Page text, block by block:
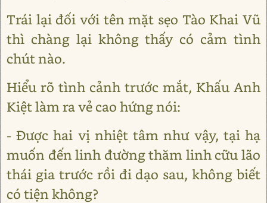
Trái lại đối với tên mặt sẹo Tào Khai Vũ
thì chàng lại không thấy có cảm tình
chút nào.
Hiểu rõ tình cảnh trước mắt, Khấu Anh
Kiệt làm ra vẻ cao hứng nói:
- Được hai vị nhiệt tâm như vậy, tại hạ
muốn đến linh đường thăm linh cữu lão
thái gia trước rồi đi dạo sau, không biết
có tiện không?